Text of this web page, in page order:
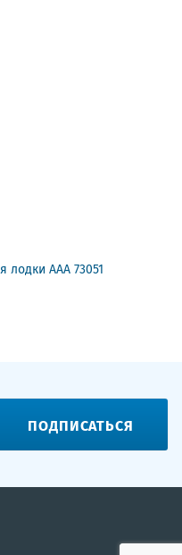
лодки ААА 73051
ПОДПИСАТЬСЯ